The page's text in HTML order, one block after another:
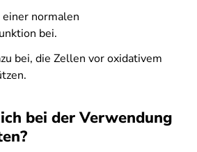
normalen
bei.
bei, die Zellen vor oxidativem
bei der Verwendung